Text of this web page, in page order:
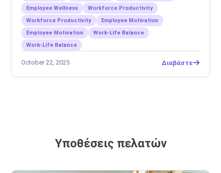
Employee Wellness
Workforce Productivity
Workforce Productivity
Employee Motivation
Employee Motivation
Work-Life Balance
Work-Life Balance
October 22, 2025 Διαβάστε
Υποθέσεις πελατών